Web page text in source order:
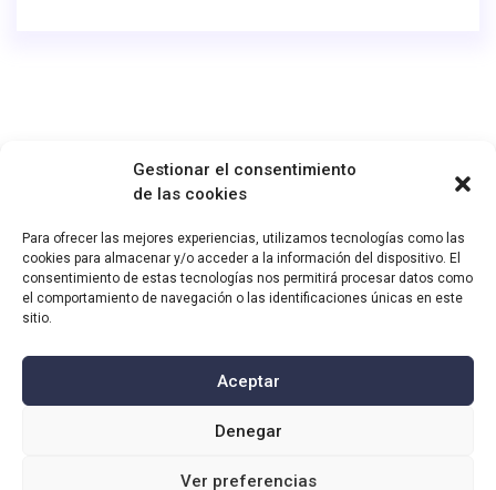
Gestionar el consentimiento
de las cookies
Para ofrecer las mejores experiencias, utilizamos tecnologías como las
cookies para almacenar y/o acceder a la información del dispositivo. El
consentimiento de estas tecnologías nos permitirá procesar datos como
el comportamiento de navegación o las identificaciones únicas en este
sitio.
Aceptar
Denegar
Ver preferencias
Aviso Legal y Términos de Uso|